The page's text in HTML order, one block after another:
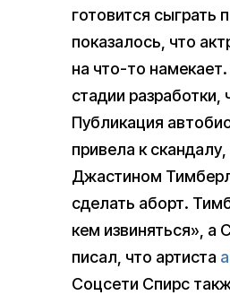
готовится сыграть
показалось, что
на что-то
стадии разработки,
Публикация
привела к
Джастином
сделать аборт.
кем извиняться», а
писал, что артиста
Соцсети Спирс